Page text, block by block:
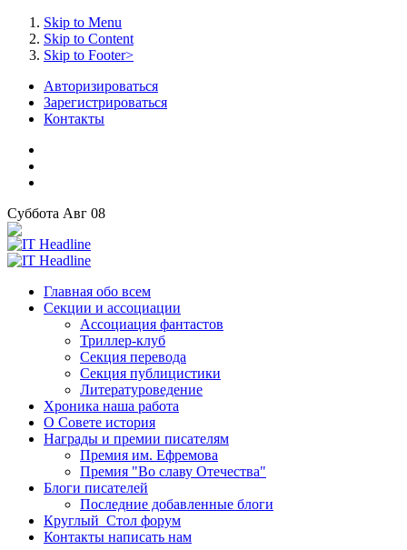
Skip to Menu
Skip to Content
Skip to Footer>
Авторизироваться
Зарегистрироваться
Контакты
Суббота Авг 08
Главная обо всем
Секции и ассоциации
Ассоциация фантастов
Триллер-клуб
Секция перевода
Секция публицистики
Литературоведение
Хроника наша работа
О Совете история
Награды и премии писателям
Премия им. Ефремова
Премия "Во славу Отечества"
Блоги писателей
Последние добавленные блоги
Круглый_Стол форум
Контакты написать нам